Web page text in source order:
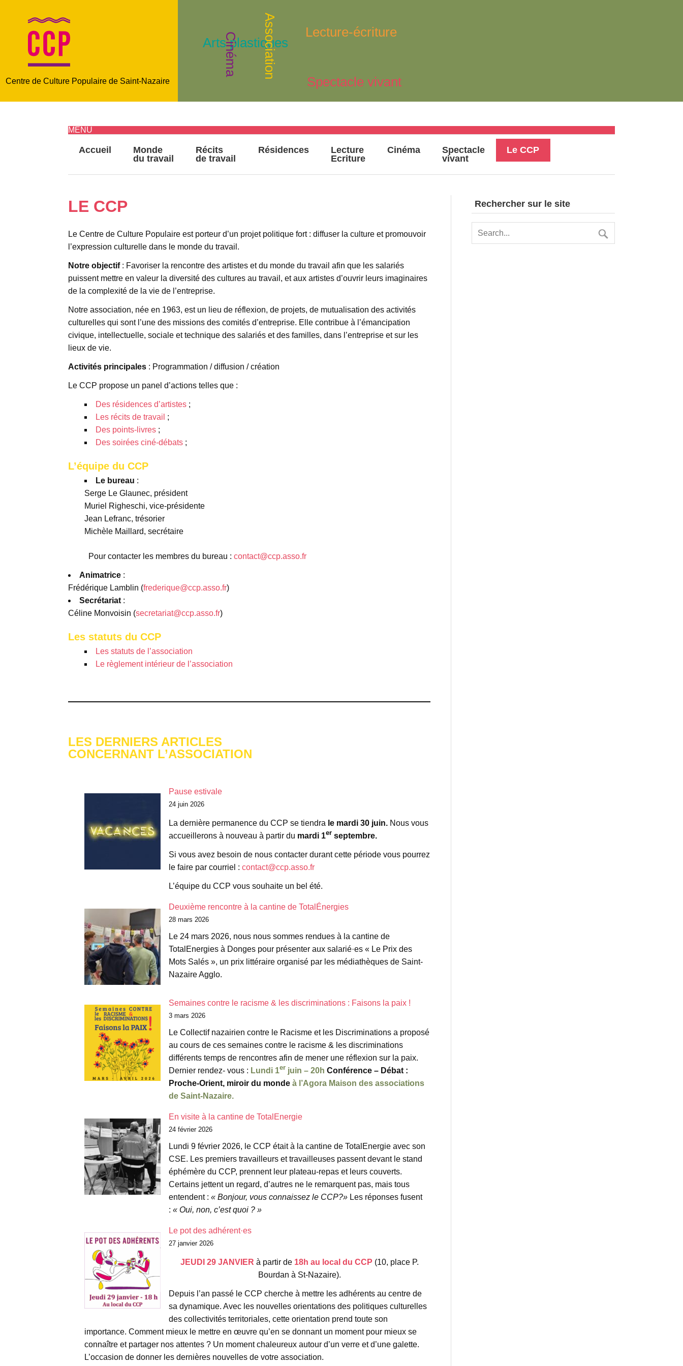
Centre de Culture Populaire de Saint-Nazaire Spectacle vivant
Lecture-écriture
Arts plastiques
Cinéma Association
MENU
Accueil
Monde
du travail
Récits
de travail
Résidences
Lecture
Ecriture
Cinéma
Spectacle
vivant
Le CCP
LE CCP
Le Centre de Culture Populaire est porteur d’un projet politique fort : diffuser la culture et promouvoir
l’expression culturelle dans le monde du travail.
Notre objectif: Favoriser la rencontre des artistes et du monde du travail afin que les salariés
puissent mettre en valeur la diversité des cultures au travail, et aux artistes d’ouvrir leurs imaginaires
de la complexité de la vie de l’entreprise.
Notre association, née en 1963, est un lieu de réflexion, de projets, de mutualisation des activités
culturelles qui sont l’une des missions des comités d’entreprise. Elle contribue à l’émancipation
civique, intellectuelle, sociale et technique des salariés et des familles, dans l’entreprise et sur les
lieux de vie.
Activités principales: Programmation / diffusion / création
Le CCP propose un panel d’actions telles que :
Des résidences d’artistes;
Les récits de travail ;
Des points-livres;
Des soirées ciné-débats;
L’équipe du CCP
Le bureau :
Serge Le Glaunec, président
Muriel Righeschi, vice-présidente
Jean Lefranc, trésorier
Michèle Maillard, secrétaire
Pour contacter les membres du bureau : contact@ccp.asso.fr
Animatrice :
Frédérique Lamblin (frederique@ccp.asso.fr)
Secrétariat:
Céline Monvoisin (secretariat@ccp.asso.fr)
Les statuts du CCP
Les statuts de l’association
Le règlement intérieur de l’association
LES DERNIERS ARTICLES
CONCERNANT L’ASSOCIATION
Pause estivale
24 juin 2026
La dernière permanence du CCP se tiendra le mardi 30 juin.Nous vous
accueillerons à nouveau à partir du mardi 1er septembre.
Si vous avez besoin de nous contacter durant cette période vous pourrez
le faire par courriel : contact@ccp.asso.fr
L’équipe du CCP vous souhaite un bel été.
Deuxième rencontre à la cantine de TotalÉnergies
28 mars 2026
Le 24 mars 2026, nous nous sommes rendues à la cantine de
TotalEnergies à Donges pour présenter aux salarié·es « Le Prix des
Mots Salés », un prix littéraire organisé par les médiathèques de Saint-
Nazaire Agglo.
Semaines contre le racisme & les discriminations : Faisons la paix !
3 mars 2026
Le Collectif nazairien contre le Racisme et les Discriminations a proposé
au cours de ces semaines contre le racisme & les discriminations
différents temps de rencontres afin de mener une réflexion sur la paix.
Dernier rendez- vous : Lundi 1er juin – 20h Conférence – Débat :
Proche-Orient, miroir du monde à l’Agora Maison des associations
de Saint-Nazaire.
En visite à la cantine de TotalEnergie
24 février 2026
Lundi 9 février 2026, le CCP était à la cantine de TotalEnergie avec son
CSE. Les premiers travailleurs et travailleuses passent devant le stand
éphémère du CCP, prennent leur plateau-repas et leurs couverts.
Certains jettent un regard, d’autres ne le remarquent pas, mais tous
entendent : « Bonjour, vous connaissez le CCP?»Les réponses fusent
: « Oui, non, c’est quoi ? »
Le pot des adhérent·es
27 janvier 2026
JEUDI 29 JANVIER à partir de 18h au local du CCP (10, place P.
Bourdan à St-Nazaire).
Depuis l’an passé le CCP cherche à mettre les adhérents au centre de
sa dynamique. Avec les nouvelles orientations des politiques culturelles
des collectivités territoriales, cette orientation prend toute son
importance. Comment mieux le mettre en œuvre qu’en se donnant un moment pour mieux se
connaître et partager nos attentes ? Un moment chaleureux autour d’un verre et d’une galette.
L’occasion de donner les dernières nouvelles de votre association.
Rechercher sur le site